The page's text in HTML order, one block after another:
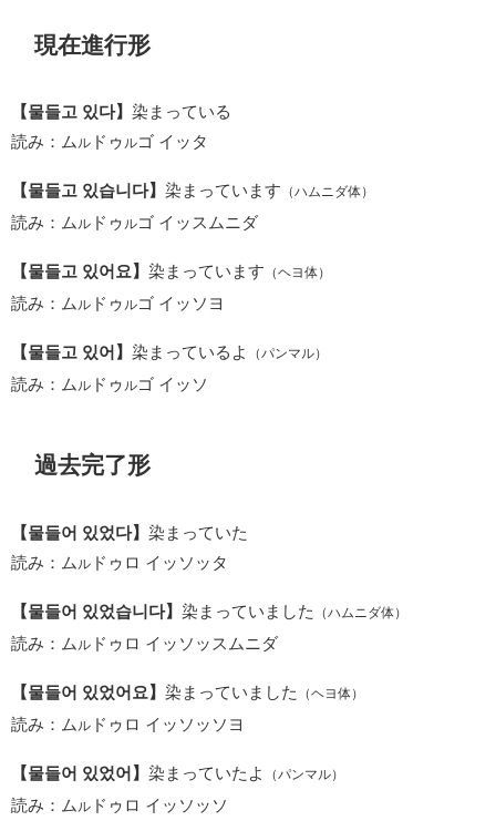
現在進行形
【물들고 있다】 染まっている
読み：ム ル ドゥ ルゴ イッタ
【물들고 있습니다】 染まっています （ハムニダ体）
読み：ム ル ドゥ ルゴ イッスムニダ
【물들고 있어요】 染まっています （ヘヨ体）
読み：ム ル ドゥ ルゴ イッソヨ
【물들고 있어】 染まっているよ （パンマル）
読み：ム ル ドゥ ルゴ イッソ
過去完了形
【물들어 있었다】 染まっていた
読み：ム ル ドゥロ イッソッタ
【물들어 있었습니다】 染まっていました （ハムニダ体）
読み：ム ル ドゥロ イッソッスムニダ
【물들어 있었어요】 染まっていました （ヘヨ体）
読み：ム ル ドゥロ イッソッソヨ
【물들어 있었어】 染まっていたよ （パンマル）
読み：ム ル ドゥロ イッソッソ